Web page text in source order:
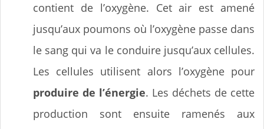
contient de l’oxygène. Cet air est amené
jusqu’aux poumons où l’oxygène passe dans
le sang qui va le conduire jusqu’aux cellules.
Les cellules utilisent alors l’oxygène pour
produire de l’énergie. Les déchets de cette
production sont ensuite ramenés aux